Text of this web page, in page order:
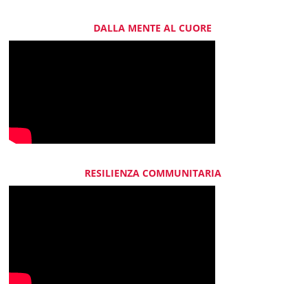
DALLA MENTE AL CUORE
RESILIENZA COMMUNITARIA